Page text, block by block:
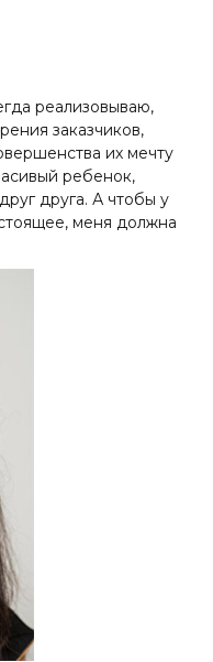
реализовываю,
заказчиков,
их мечту
ребенок,
друга. А чтобы у
меня должна